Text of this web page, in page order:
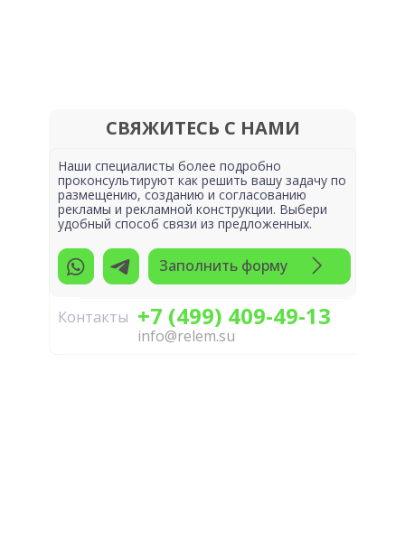
СВЯЖИТЕСЬ С НАМИ
Контакты
Наши специалисты более подробно
проконсультируют как решить вашу задачу по
размещению, созданию и согласованию
рекламы и рекламной конструкции. Выбери
удобный способ связи из предложенных.
+7 (499) 409-49-13
info@relem.su
Заполнить форму